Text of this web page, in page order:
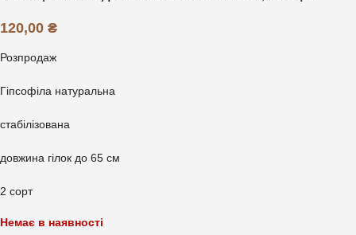
120,00 ₴
Розпродаж
Гіпсофіла натуральна
стабілізована
довжина гілок до 65 см
2 сорт
Немає в наявності